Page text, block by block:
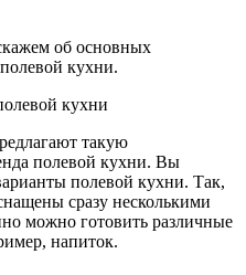
об основных
кухни.
кухни
такую
полевой кухни. Вы
полевой кухни. Так,
сразу несколькими
можно готовить различные
напиток.